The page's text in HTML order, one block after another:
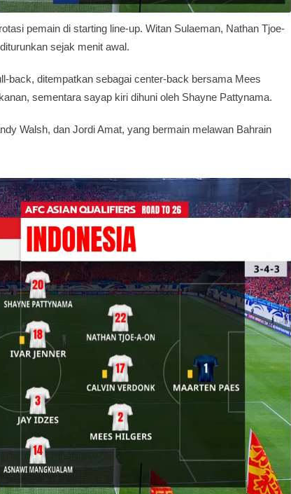
pemain di starting line-up. Witan Sulaeman, Nathan Tjoe-
sejak menit awal.
back, ditempatkan sebagai center-back bersama Mees
sementara sayap kiri dihuni oleh Shayne Pattynama.
Walsh, dan Jordi Amat, yang bermain melawan Bahrain